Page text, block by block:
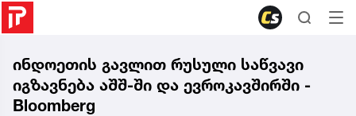
ინდოეთის გავლით რუსული საწვავი
იგზავნება აშშ-ში და ევროკავშირში -
Bloomberg